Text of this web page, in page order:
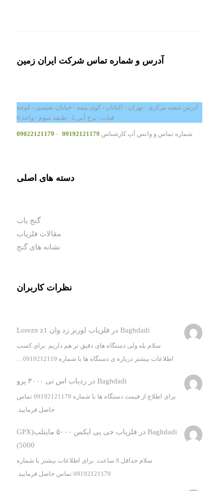
آدرس و شماره تماس شرکت ایران زمین
آدرس شعبه مرکزی : تهران - اکباتان - کوی بیمه - خیابان نفیسی - کوچه
فیات - برج آبی 2 - طبقه سوم - واحد 6
شماره تماس و واتس آپ کارشناس 09192121179
-
09022121179
دسته های اصلی
گنج یاب
مقالات فلزیاب
نشانه های گنج
نظرات کاربران
Baghdadi در فلزیاب لورنز زد وان Lorezn z1
سلام بله ولی دستگاه های دقیق تر هم داریم. برای کسب
اطلاعات بیشتر درباره ی دستگاه ها با شماره 0919212119…
Baghdadi درردیاب اس تی ۳۰۰۰ پرو
برای اطلاع از قیمت دستگاه ها با شماره 09192121179 تماس
حاصل فرمایید.
Baghdadi در
فلزیاب جی پی ایکس ۵۰۰۰ ماینلب(GPX
5000)
سلام حداقل 8 ساعت. برای اطلاعات بیشتر با شماره
09192121179 تماس حاصل فرمایید.